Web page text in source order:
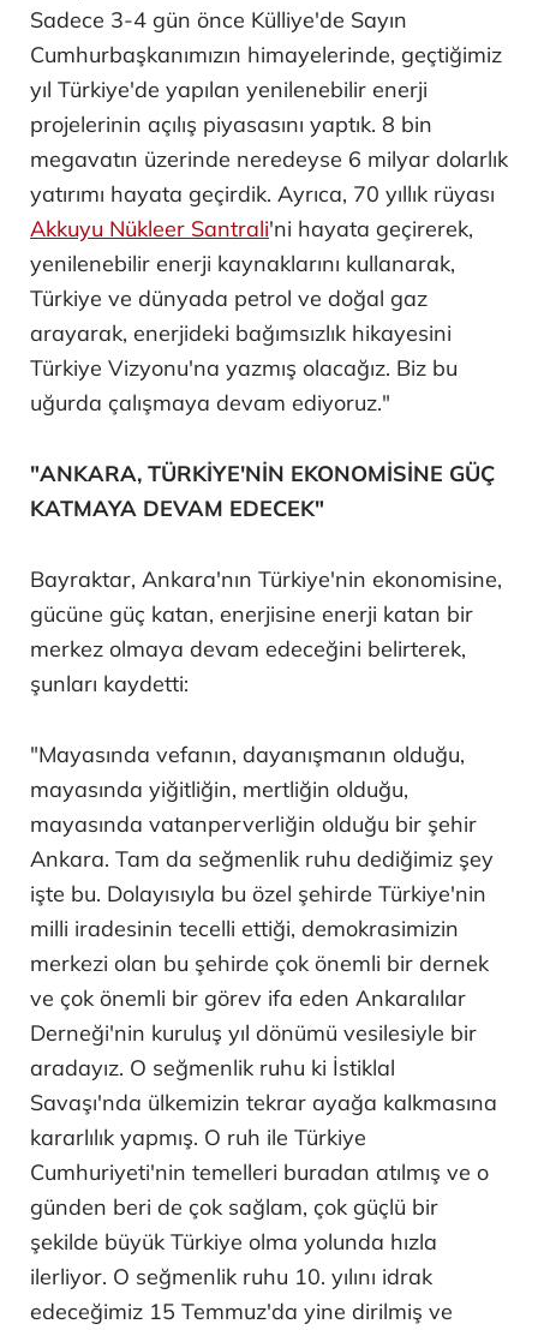
Sadece 3-4 gün önce Külliye'de Sayın
Cumhurbaşkanımızın himayelerinde, geçtiğimiz
yıl Türkiye'de yapılan yenilenebilir enerji
projelerinin açılış piyasasını yaptık. 8 bin
megavatın üzerinde neredeyse 6 milyar dolarlık
yatırımı hayata geçirdik. Ayrıca, 70 yıllık rüyası
Akkuyu Nükleer Santrali'ni hayata geçirerek,
yenilenebilir enerji kaynaklarını kullanarak,
Türkiye ve dünyada petrol ve doğal gaz
arayarak, enerjideki bağımsızlık hikayesini
Türkiye Vizyonu'na yazmış olacağız. Biz bu
uğurda çalışmaya devam ediyoruz."
"ANKARA, TÜRKİYE'NİN EKONOMİSİNE GÜÇ
KATMAYA DEVAM EDECEK"
Bayraktar, Ankara'nın Türkiye'nin ekonomisine,
gücüne güç katan, enerjisine enerji katan bir
merkez olmaya devam edeceğini belirterek,
şunları kaydetti:
"Mayasında vefanın, dayanışmanın olduğu,
mayasında yiğitliğin, mertliğin olduğu,
mayasında vatanperverliğin olduğu bir şehir
Ankara. Tam da seğmenlik ruhu dediğimiz şey
işte bu. Dolayısıyla bu özel şehirde Türkiye'nin
milli iradesinin tecelli ettiği, demokrasimizin
merkezi olan bu şehirde çok önemli bir dernek
ve çok önemli bir görev ifa eden Ankaralılar
Derneği'nin kuruluş yıl dönümü vesilesiyle bir
aradayız. O seğmenlik ruhu ki İstiklal
Savaşı'nda ülkemizin tekrar ayağa kalkmasına
kararlılık yapmış. O ruh ile Türkiye
Cumhuriyeti'nin temelleri buradan atılmış ve o
günden beri de çok sağlam, çok güçlü bir
şekilde büyük Türkiye olma yolunda hızla
ilerliyor. O seğmenlik ruhu 10. yılını idrak
edeceğimiz 15 Temmuz'da yine dirilmiş ve